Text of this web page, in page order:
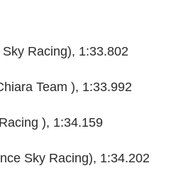
Racing), 1:33.802
Team ), 1:33.992
), 1:34.159
Sky Racing), 1:34.202